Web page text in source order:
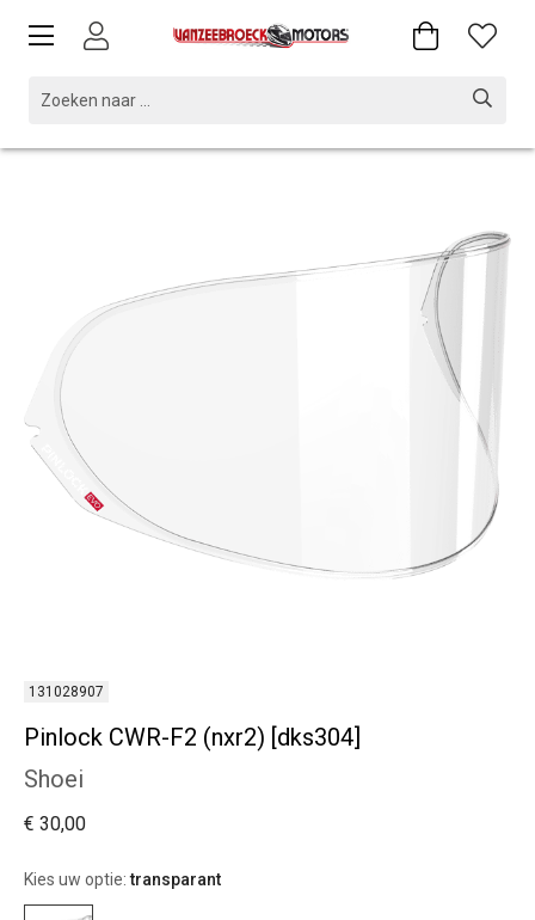
131028907
Pinlock CWR-F2 (nxr2) [dks304]
Shoei
€ 30,00
Kies uw optie:transparant